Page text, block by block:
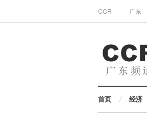
CCR 广东
首页 经济